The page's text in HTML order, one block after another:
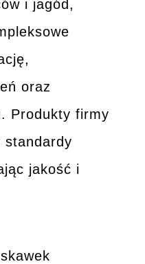
i jagód,
oraz
Produkty firmy
standardy
jakość i